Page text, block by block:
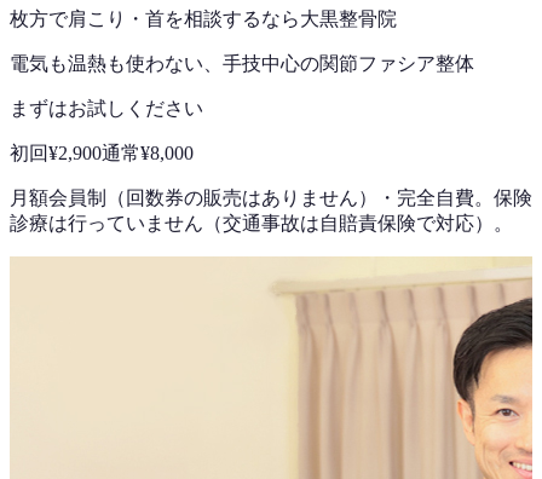
枚方で肩こり・首を相談するなら大黒整骨院
電気も温熱も使わない、手技中心の関節ファシア整体
まずはお試しください
初回¥2,900通常¥8,000
月額会員制（回数券の販売はありません） ・ 完全自費。保険
診療は行っていません（交通事故は自賠責保険で対応）。